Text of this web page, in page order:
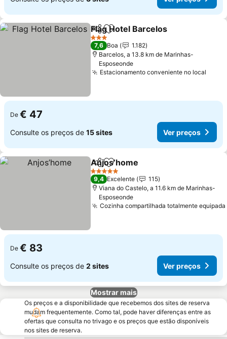
PartilharAdicionar aos favoritos
Flag Hotel Barcelos
3 Estrelas
7,6 Boa
1.182
Barcelos, a 13.8 km de Marinhas-
Esposeonde
Estacionamento conveniente no local
De € 47
Consulte os preços de 15 sites Ver preços
PartilharAdicionar aos favoritos
Anjos’home
5 Estrelas
9,4 Excelente
115
Viana do Castelo, a 11.6 km de Marinhas-
Esposeonde
Cozinha compartilhada totalmente equipada
De € 83
Consulte os preços de 2 sites Ver preços
Mostrar mais
Os preços e a disponibilidade que recebemos dos sites de reserva
mudam frequentemente. Como tal, pode haver diferenças entre as
ofertas que consulta no trivago e os preços que estão disponíveis
nos sites de reserva.